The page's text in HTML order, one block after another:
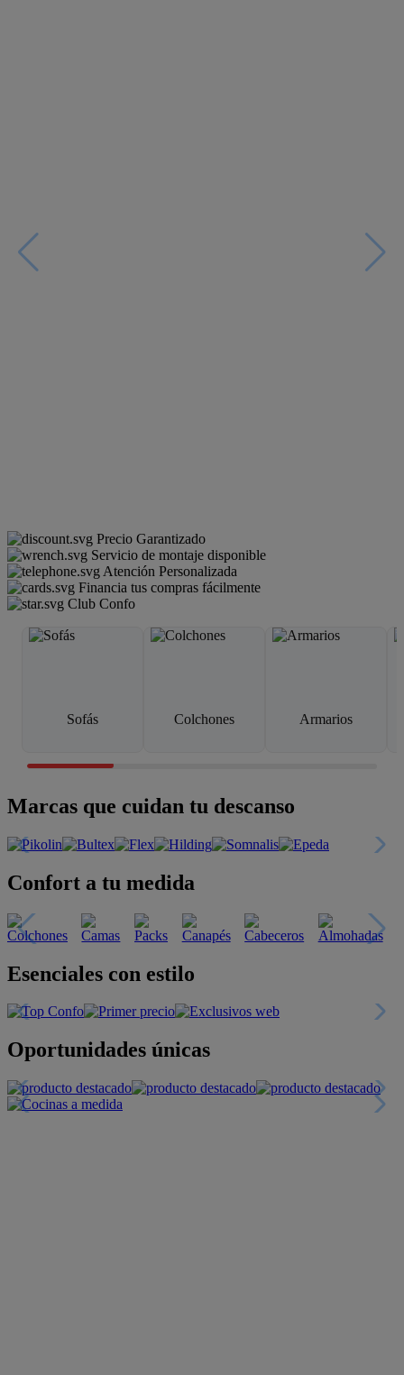
Precio Garantizado
Servicio de montaje disponible
Atención Personalizada
Financia tus compras fácilmente
Club Confo
Sofás Colchones Armarios
Marcas que cuidan tu descanso
Confort a tu medida
Esenciales con estilo
Oportunidades únicas